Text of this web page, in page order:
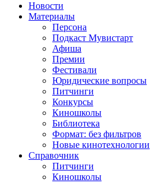
Новости
Материалы
Персона
Подкаст Мувистарт
Афиша
Премии
Фестивали
Юридические вопросы
Питчинги
Конкурсы
Киношколы
Библиотека
Формат: без фильтров
Новые кинотехнологии
Справочник
Питчинги
Киношколы